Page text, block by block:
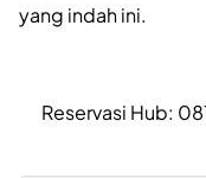
yang indah ini.
Reservasi Hub: